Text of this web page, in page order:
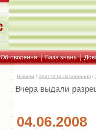
Обговорення База знань
Новини / Злиття та поглинання /
Вчера выдали
04.06.2008